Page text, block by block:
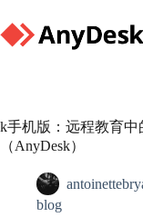
to
content
k手机版：远程教育中
（AnyDesk）
blog